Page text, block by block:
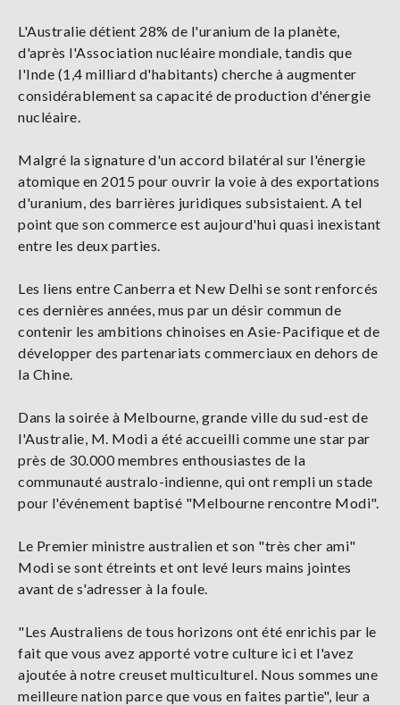
L'Australie détient 28% de l'uranium de la planète,
d'après l'Association nucléaire mondiale, tandis que
l'Inde (1,4 milliard d'habitants) cherche à augmenter
considérablement sa capacité de production d'énergie
nucléaire.
Malgré la signature d'un accord bilatéral sur l'énergie
atomique en 2015 pour ouvrir la voie à des exportations
d'uranium, des barrières juridiques subsistaient. A tel
point que son commerce est aujourd'hui quasi inexistant
entre les deux parties.
Les liens entre Canberra et New Delhi se sont renforcés
ces dernières années, mus par un désir commun de
contenir les ambitions chinoises en Asie-Pacifique et de
développer des partenariats commerciaux en dehors de
la Chine.
Dans la soirée à Melbourne, grande ville du sud-est de
l'Australie, M. Modi a été accueilli comme une star par
près de 30.000 membres enthousiastes de la
communauté australo-indienne, qui ont rempli un stade
pour l'événement baptisé "Melbourne rencontre Modi".
Le Premier ministre australien et son "très cher ami"
Modi se sont étreints et ont levé leurs mains jointes
avant de s'adresser à la foule.
"Les Australiens de tous horizons ont été enrichis par le
fait que vous avez apporté votre culture ici et l'avez
ajoutée à notre creuset multiculturel. Nous sommes une
meilleure nation parce que vous en faites partie", leur a